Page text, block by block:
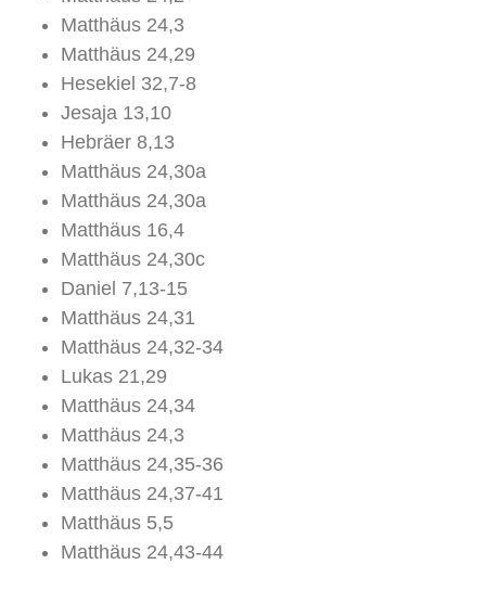
Matthäus 24,3
Matthäus 24,29
Hesekiel 32,7-8
Jesaja 13,10
Hebräer 8,13
Matthäus 24,30a
Matthäus 24,30a
Matthäus 16,4
Matthäus 24,30c
Daniel 7,13-15
Matthäus 24,31
Matthäus 24,32-34
Lukas 21,29
Matthäus 24,34
Matthäus 24,3
Matthäus 24,35-36
Matthäus 24,37-41
Matthäus 5,5
Matthäus 24,43-44